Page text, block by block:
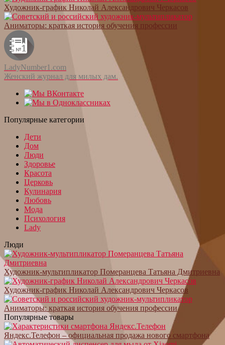
Художник-график Николай Александрович Черкасов
Аниматоры: краткая история обучения профессии
LadyNumber1.com
Женский журнал для милых дам.
Популярные категории
Дети
Дом
Люди
Здоровье
Красота
Церковь
Кулинария
Любовь
Мода
Психология
Lady
Люди
Художник-мультипликатор Померанцева Татьяна Дмитриевна
Художник-график Николай Александрович Черкасов
Аниматоры: краткая история обучения профессии
Популярные товары
Яндекс.Телефон – официальная продажа нового смартфона